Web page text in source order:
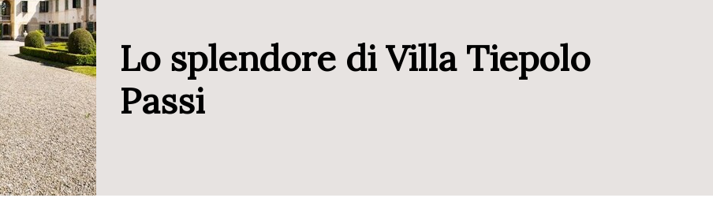
Lo splendore di Villa Tiepolo
Passi